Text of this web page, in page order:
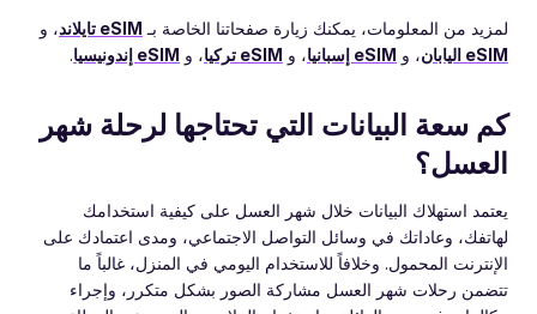
لمزيد من المعلومات، يمكنك زيارة صفحاتنا الخاصة بـ eSIM تايلاند
، و
eSIM اليابان
، و eSIM إسبانيا ، و eSIM تركيا ، و eSIM إندونيسيا .
كم سعة البيانات التي تحتاجها لرحلة شهر
العسل؟
يعتمد استهلاك البيانات خلال شهر العسل على كيفية استخدامك
لهاتفك، وعاداتك في وسائل التواصل الاجتماعي، ومدى اعتمادك على
الإنترنت المحمول. وخلافاً للاستخدام اليومي في المنزل، غالباً ما
تتضمن رحلات شهر العسل مشاركة الصور بشكل متكرر، وإجراء